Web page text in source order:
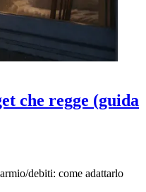
che regge (guida
debiti: come adattarlo